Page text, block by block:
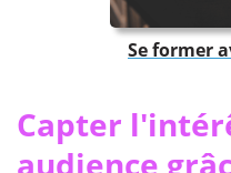
Se former
Capter
audience